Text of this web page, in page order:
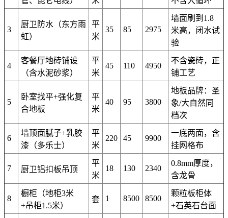
3
厨卫防水（东方雨
虹）
平
米
35 85 2975
墙面刷到1.8
米高，闭水试
验
4
客餐厅地砖铺设
（含水泥砂浆）
平
米
45 110 4950
不含瓷砖，正
铺工艺
5
卧室找平+强化复
合地板
平
米
40 95 3800
地板品牌：圣
象/大自然同
档次
6
墙顶面腻子+乳胶
漆（多乐士）
平
米
220 45 9900
一底两面，含
挂网格布
7 厨卫铝扣板吊顶
平
米
18 130 2340
0.8mm厚度，
含龙骨
8
橱柜（地柜3米
+吊柜1.5米）
套 1 8500 8500
颗粒板柜体
+石英石台面